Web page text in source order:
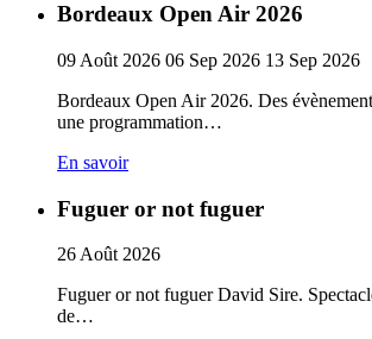
Bordeaux Open Air 2026
09 Août 2026 06 Sep 2026 13 Sep 2026
Bordeaux Open Air 2026. Des
une programmation…
En savoir
Fuguer or not fuguer
26Août 2026
Fuguer or not fuguer David Sire.
de…